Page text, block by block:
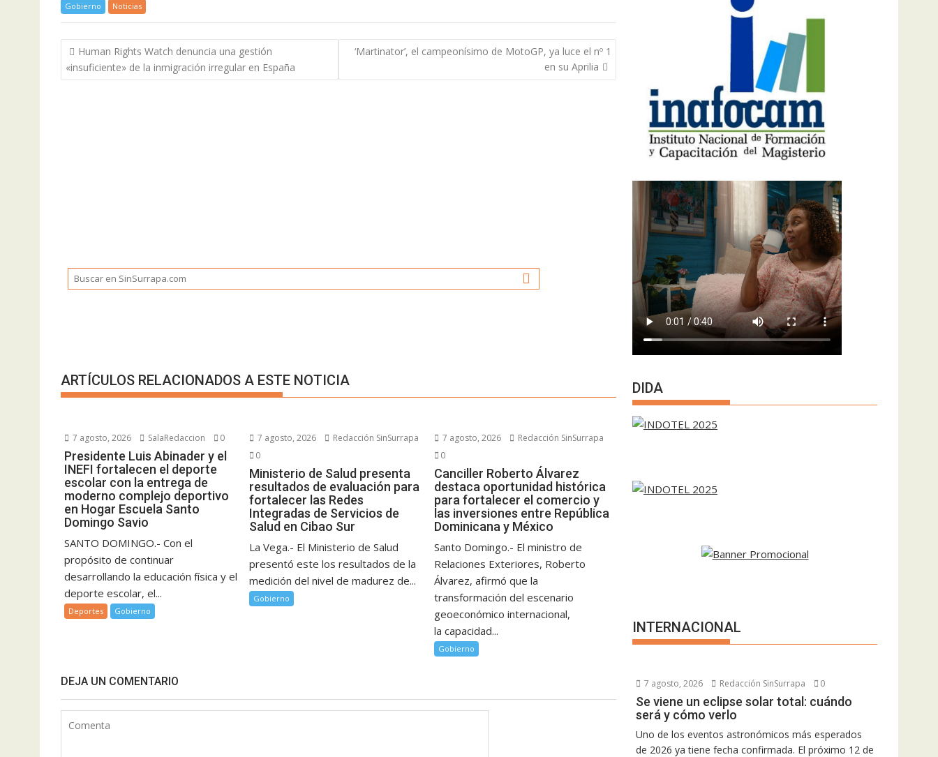
Gobierno Noticias
Navegación
de
entradas
Human Rights Watch denuncia una gestión
«insuficiente» de la inmigración irregular en España
‘Martinator’, el campeonísimo de MotoGP, ya luce el nº 1
en su Aprilia
ARTÍCULOS RELACIONADOS A ESTE NOTICIA
7 agosto, 2026 SalaRedaccion 0
Presidente Luis Abinader y el
INEFI fortalecen el deporte
escolar con la entrega de
moderno complejo deportivo
en Hogar Escuela Santo
Domingo Savio
SANTO DOMINGO.- Con el
propósito de continuar
desarrollando la educación física y el
deporte escolar, el...
Deportes Gobierno
7 agosto, 2026
Redacción SinSurrapa
0
Ministerio de Salud presenta
resultados de evaluación para
fortalecer las Redes
Integradas de Servicios de
Salud en Cibao Sur
La Vega.- El Ministerio de Salud
presentó este los resultados de la
medición del nivel de madurez de...
Gobierno
7 agosto, 2026
Redacción SinSurrapa
0
Canciller Roberto Álvarez
destaca oportunidad histórica
para fortalecer el comercio y
las inversiones entre República
Dominicana y México
Santo Domingo.- El ministro de
Relaciones Exteriores, Roberto
Álvarez, afirmó que la
transformación del escenario
geoeconómico internacional,
la capacidad...
Gobierno
DEJA UN COMENTARIO
DIDA
INTERNACIONAL
7 agosto, 2026 Redacción SinSurrapa 0
Se viene un eclipse solar total: cuándo
será y cómo verlo
Uno de los eventos astronómicos más esperados
de 2026 ya tiene fecha confirmada. El próximo 12 de